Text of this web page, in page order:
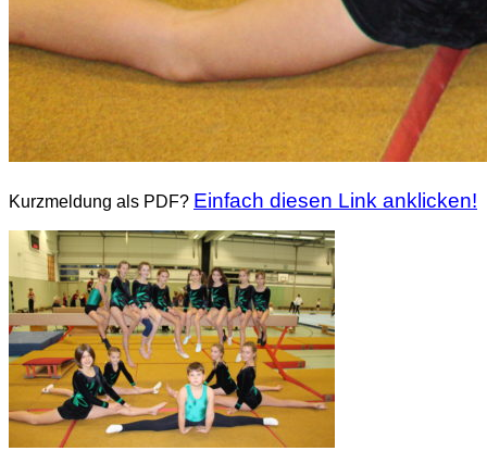
Kurzmeldung als PDF? Einfach diesen Link anklicken!